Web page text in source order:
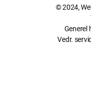
© 2024,
Generel
Vedr.